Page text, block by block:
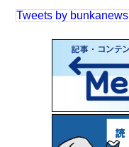
Tweets by bunkanews